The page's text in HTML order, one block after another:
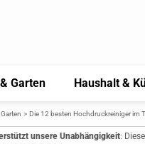
Garten Haushalt &
Die 12 besten Hochdruckreiniger im
unsere Unabhängigkeit: